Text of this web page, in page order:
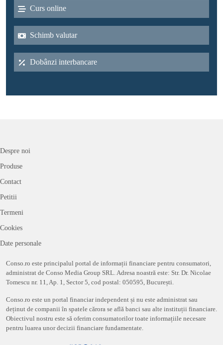
Curs online
Schimb valutar
Dobânzi interbancare
Despre noi
Produse
Contact
Petitii
Termeni
Cookies
Date personale
Conso.ro este principalul portal de informații financiare pentru consumatori,
administrat de Conso Media Group SRL. Adresa noastră este: Str. Dr. Nicolae
Tomescu nr. 11, Ap. 1, Sector 5, cod postal: 050595, București.
Conso.ro este un portal financiar independent și nu este administrat sau
deținut de companii în spatele cărora se află banci sau alte instituții financiare.
Obiectivul nostru este să oferim consumatorilor toate informațiile necesare
pentru luarea unor decizii financiare fundamentate.